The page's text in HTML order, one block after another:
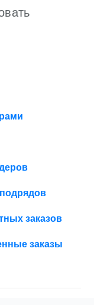
заказов
заказы